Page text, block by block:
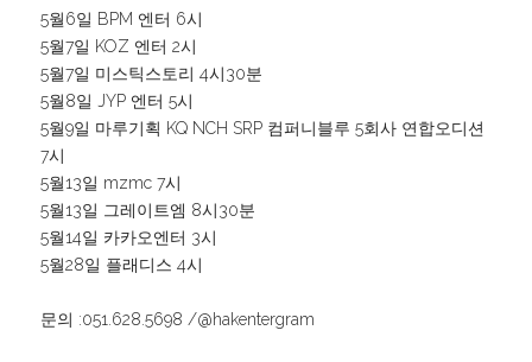
5월6일 BPM 엔터 6시
5월7일 KOZ 엔터 2시
5월7일 미스틱스토리 4시30분
5월8일 JYP 엔터 5시
5월9일 마루기획 KQ NCH SRP 컴퍼니블루 5회사 연합오디션
7시
5월13일 mzmc 7시
5월13일 그레이트엠 8시30분
5월14일 카카오엔터 3시
5월28일 플래디스 4시
문의 :051.628.5698 /@hakentergram